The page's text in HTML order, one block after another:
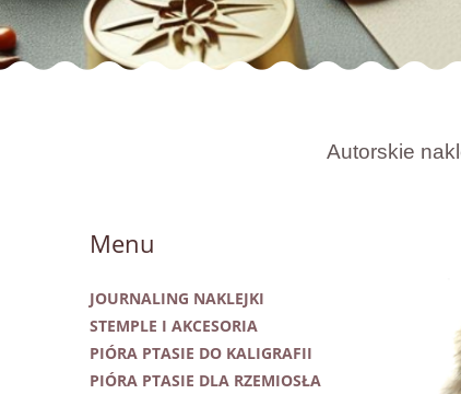
Autorskie
Menu
JOURNALING NAKLEJKI
STEMPLE I AKCESORIA
PIÓRA PTASIE DO KALIGRAFII
PIÓRA PTASIE DLA RZEMIOSŁA